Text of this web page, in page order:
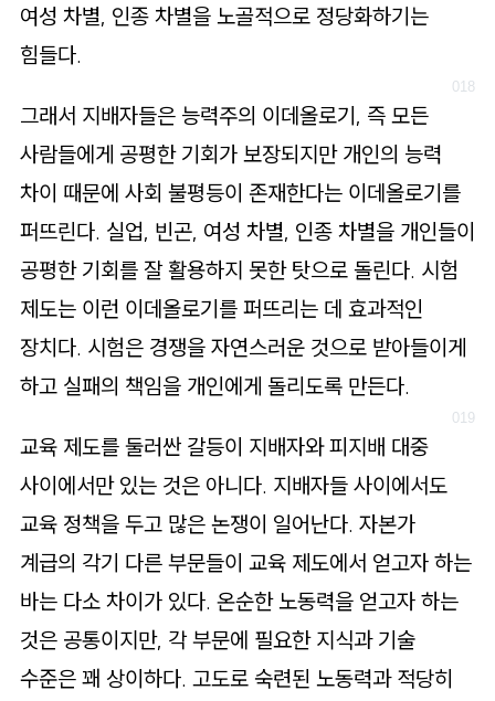
여성 차별, 인종 차별을 노골적으로 정당화하기는
힘들다.
그래서 지배자들은 능력주의 이데올로기, 즉 모든
사람들에게 공평한 기회가 보장되지만 개인의 능력
차이 때문에 사회 불평등이 존재한다는 이데올로기를
퍼뜨린다. 실업, 빈곤, 여성 차별, 인종 차별을 개인들이
공평한 기회를 잘 활용하지 못한 탓으로 돌린다. 시험
제도는 이런 이데올로기를 퍼뜨리는 데 효과적인
장치다. 시험은 경쟁을 자연스러운 것으로 받아들이게
하고 실패의 책임을 개인에게 돌리도록 만든다.
교육 제도를 둘러싼 갈등이 지배자와 피지배 대중
사이에서만 있는 것은 아니다. 지배자들 사이에서도
교육 정책을 두고 많은 논쟁이 일어난다. 자본가
계급의 각기 다른 부문들이 교육 제도에서 얻고자 하는
바는 다소 차이가 있다. 온순한 노동력을 얻고자 하는
것은 공통이지만, 각 부문에 필요한 지식과 기술
수준은 꽤 상이하다. 고도로 숙련된 노동력과 적당히